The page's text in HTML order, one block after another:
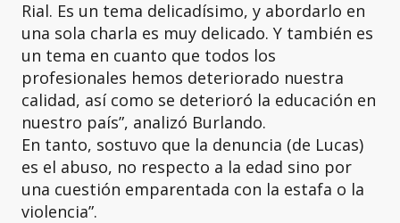
Rial. Es un tema delicadísimo, y abordarlo en
una sola charla es muy delicado. Y también es
un tema en cuanto que todos los
profesionales hemos deteriorado nuestra
calidad, así como se deterioró la educación en
nuestro país”, analizó Burlando.
En tanto, sostuvo que la denuncia (de Lucas)
es el abuso, no respecto a la edad sino por
una cuestión emparentada con la estafa o la
violencia”.